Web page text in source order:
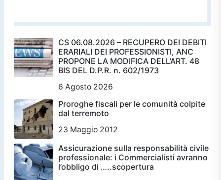
CS 06.08.2026 – RECUPERO DEI DEBITI
ERARIALI DEI PROFESSIONISTI, ANC
PROPONE LA MODIFICA DELL’ART. 48
BIS DEL D.P.R. n. 602/1973
6 Agosto 2026
Proroghe fiscali per le comunità colpite
dal terremoto
23 Maggio 2012
Assicurazione sulla responsabilità civile
professionale: i Commercialisti avranno
l’obbligo di …..scopertura